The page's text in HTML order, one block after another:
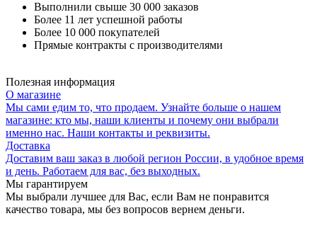
Выполнили свыше 30 000 заказов
Более 11 лет успешной работы
Более 10 000 покупателей
Прямые контракты с производителями
Полезная информация
О магазине
Мы сами едим то, что продаем. Узнайте больше о нашем
магазине: кто мы, наши клиенты и почему они выбрали
именно нас. Наши контакты и реквизиты.
Доставка
Доставим ваш заказ в любой регион России, в удобное время
и день. Работаем для вас, без выходных.
Мы гарантируем
Мы выбрали лучшее для Вас, если Вам не понравится
качество товара, мы без вопросов вернем деньги.